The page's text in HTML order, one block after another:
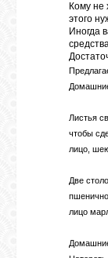
Кому не
этого
Иногда
Листья
чтобы
лицо,
Две
лицо